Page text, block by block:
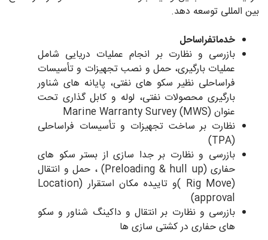
بین المللی توسعه دهد.
خدماتفراساحل
بازرسی و نظارت بر انجام عملیات دریایی شامل
عملیات بارگیری، حمل و نصب تجهیزات و تأسیسات
فراساحلی نظیر سکو های نفتی، پایانه های شناور
بارگیری محصولات نفتی، لوله و کابل گذاری تحت
عنوان Marine Warranty Survey (MWS)
نظارت بر ساخت تجهیزات و تأسیسات فراساحلی
(TPA)
بازرسی و نظارت بر جدا سازی از بستر سکو های
حفاری (Preloading & hull up) ، حمل و انتقال
(Rig Move )و تاییده مکان استقرار (Location
approval)
بازرسی و نظارت بر انتقال و داکینگ شناور و سکو
های حفاری در کشتی سازی ها